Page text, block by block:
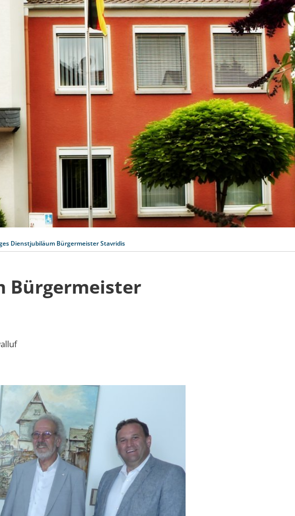
Impressum Datenschutz Barrierefreiheit
WIRTSCHAFTSFÖRDERUNG
Dienstjubiläum Bürgermeister Stavridis
Bürgermeister